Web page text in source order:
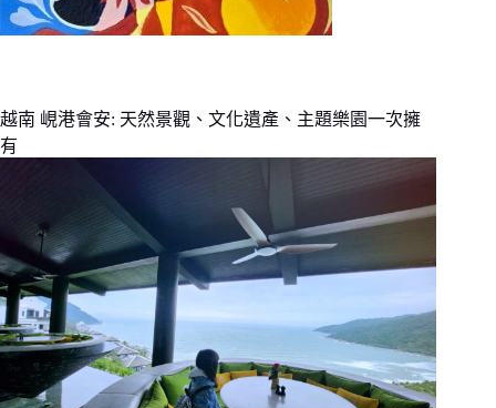
越南 峴港會安: 天然景觀、文化遺產、主題樂園一次擁
有